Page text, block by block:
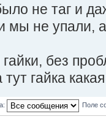
не таг и
мы не упали, а
без
гайка
Поле